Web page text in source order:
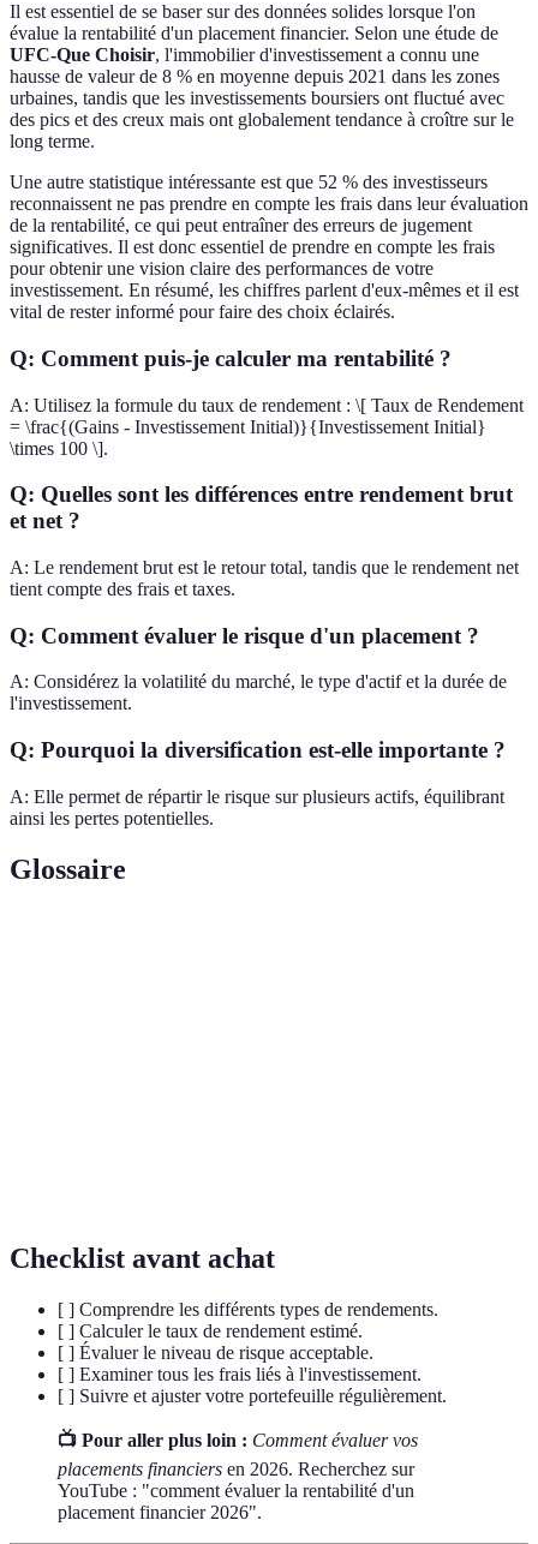
Il est essentiel de se baser sur des données solides lorsque l'on
évalue la rentabilité d'un placement financier. Selon une étude de
UFC-Que Choisir, l'immobilier d'investissement a connu une
hausse de valeur de 8 % en moyenne depuis 2021 dans les zones
urbaines, tandis que les investissements boursiers ont fluctué avec
des pics et des creux mais ont globalement tendance à croître sur le
long terme.
Une autre statistique intéressante est que 52 % des investisseurs
reconnaissent ne pas prendre en compte les frais dans leur évaluation
de la rentabilité, ce qui peut entraîner des erreurs de jugement
significatives. Il est donc essentiel de prendre en compte les frais
pour obtenir une vision claire des performances de votre
investissement. En résumé, les chiffres parlent d'eux-mêmes et il est
vital de rester informé pour faire des choix éclairés.
Q: Comment puis-je calculer ma rentabilité ?
A: Utilisez la formule du taux de rendement : \[ Taux de Rendement
= \frac{(Gains - Investissement Initial)}{Investissement Initial}
\times 100 \].
Q: Quelles sont les différences entre rendement brut
et net ?
A: Le rendement brut est le retour total, tandis que le rendement net
tient compte des frais et taxes.
Q: Comment évaluer le risque d'un placement ?
A: Considérez la volatilité du marché, le type d'actif et la durée de
l'investissement.
Q: Pourquoi la diversification est-elle importante ?
A: Elle permet de répartir le risque sur plusieurs actifs, équilibrant
ainsi les pertes potentielles.
Glossaire
Checklist avant achat
[ ] Comprendre les différents types de rendements.
[ ] Calculer le taux de rendement estimé.
[ ] Évaluer le niveau de risque acceptable.
[ ] Examiner tous les frais liés à l'investissement.
[ ] Suivre et ajuster votre portefeuille régulièrement.
📺 Pour aller plus loin : Comment évaluer vos
placements financiers en 2026. Recherchez sur
YouTube : "comment évaluer la rentabilité d'un
placement financier 2026".